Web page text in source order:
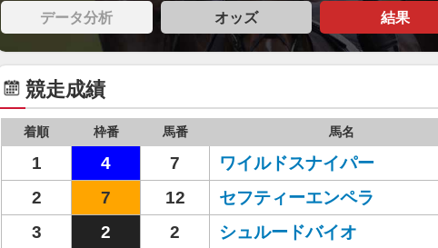
データ分析 オッズ 結果
競走成績
着順 枠番 馬番 馬名
1 4 7 ワイルドスナイパー
2
7 12 セフティーエンペラ
3
2 2 シュルードバイオ